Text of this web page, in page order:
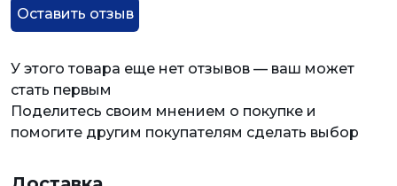
Оставить отзыв
У этого товара еще нет отзывов — ваш может
стать первым
Поделитесь своим мнением о покупке и
помогите другим покупателям сделать выбор